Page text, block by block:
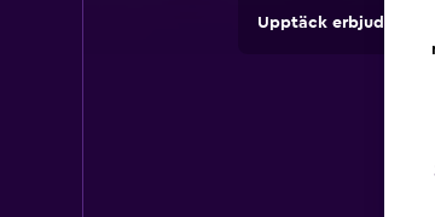
Upptäck